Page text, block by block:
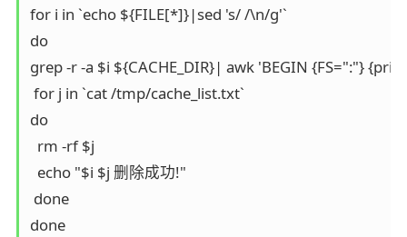
for i in `echo ${FILE[*]}|sed 's/ /\n/g'`
do
grep -r -a $i ${CACHE_DIR}| awk 'BEGIN {FS=":"}
for j in `cat /tmp/cache_list.txt`
do
  rm -rf $j
  echo "$i $j 删除成功!"
done
done